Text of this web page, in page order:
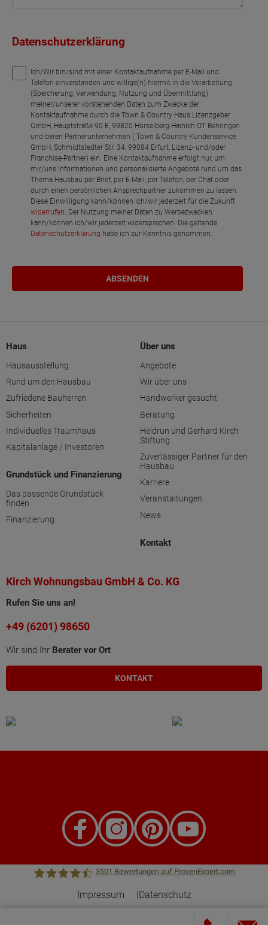
Datenschutzerklärung
Ich/Wir bin/sind mit einer Kontaktaufnahme per E-Mail und
Telefon einverstanden und willige(n) hiermit in die Verarbeitung
(Speicherung, Verwendung, Nutzung und Übermittlung)
meiner/unserer vorstehenden Daten zum Zwecke der
Kontaktaufnahme durch die Town & Country Haus Lizenzgeber
GmbH, Hauptstraße 90 E, 99820 Hörselberg-Hainich OT Behringen
und deren Partnerunternehmen ( Town & Country Kundenservice
GmbH, Schmidtstedter Str. 34, 99084 Erfurt, Lizenz- und/oder
Franchise-Partner) ein. Eine Kontaktaufnahme erfolgt nur, um
mir/uns Informationen und personalisierte Angebote rund um das
Thema Hausbau per Brief, per E-Mail, per Telefon, per Chat oder
durch einen persönlichen Ansprechpartner zukommen zu lassen.
Diese Einwilligung kann/können ich/wir jederzeit für die Zukunft
widerrufen . Der Nutzung meiner Daten zu Werbezwecken
kann/können ich/wir jederzeit widersprechen. Die geltende
Datenschutzerklärung habe ich zur Kenntnis genommen.
Haus
Hausausstellung
Rund um den Hausbau
Zufriedene Bauherren
Sicherheiten
Individuelles Traumhaus
Kapitalanlage / Investoren
Grundstück und Finanzierung
Das passende Grundstück
finden
Finanzierung
Über uns
Angebote
Wir über uns
Handwerker gesucht
Beratung
Heidrun und Gerhard Kirch
Stiftung
Zuverlässiger Partner für den
Hausbau
Karriere
Veranstaltungen
News
Kontakt
Kirch Wohnungsbau GmbH & Co. KG
Rufen Sie uns an!
+49 (6201) 98650
Wir sind Ihr Berater vor Ort
KONTAKT
3501 Bewertungen auf ProvenExpert.com
Impressum Datenschutz